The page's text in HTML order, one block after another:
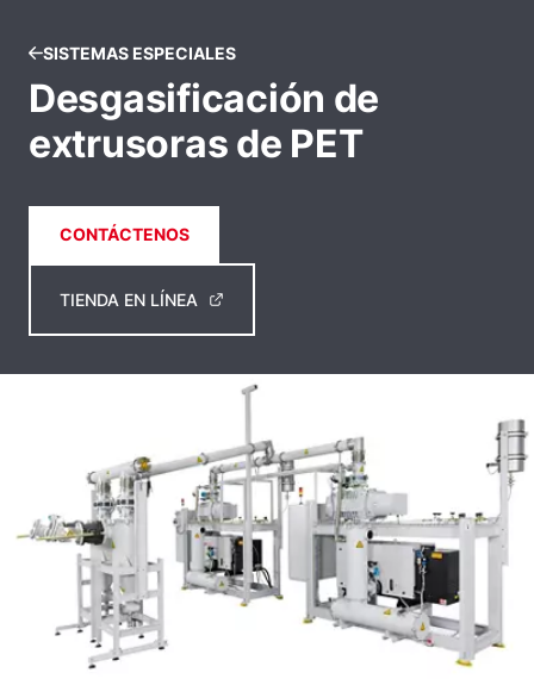
SISTEMAS ESPECIALES
Desgasificación de
extrusoras de PET
CONTÁCTENOS
TIENDA EN LÍNEA